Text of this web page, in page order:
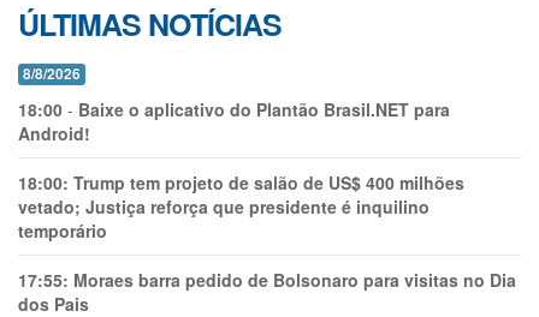
ÚLTIMAS NOTÍCIAS
8/8/2026
18:00 - Baixe o aplicativo do Plantão Brasil.NET para
Android!
18:00: Trump tem projeto de salão de US$ 400 milhões
vetado; Justiça reforça que presidente é inquilino
temporário
17:55: Moraes barra pedido de Bolsonaro para visitas no Dia
dos Pais